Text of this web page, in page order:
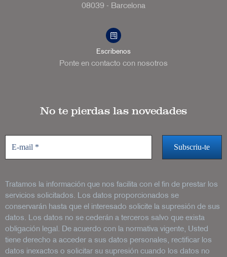
08039 - Barcelona
Escríbenos
Ponte en contacto con nosotros
No te pierdas las novedades
Tratamos la información que nos facilita con el fin de prestar los
servicios solicitados. Los datos proporcionados se
conservarán hasta que el interesado solicite la supresión de sus
datos. Los datos no se cederán a terceros salvo que exista
obligación legal. De acuerdo con la normativa vigente, Usted
tiene derecho a acceder a sus datos personales, rectificar los
datos inexactos o solicitar su supresión cuando los datos no